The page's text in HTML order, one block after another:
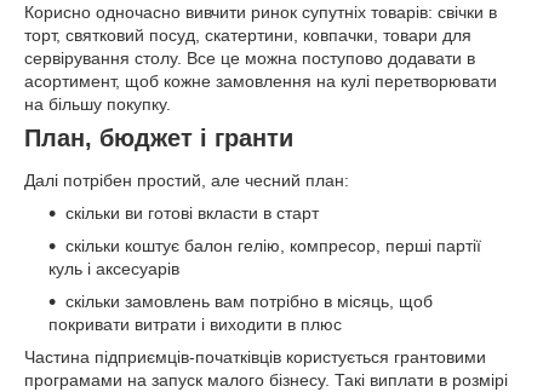
Корисно одночасно вивчити ринок супутніх товарів: свічки в
торт, святковий посуд, скатертини, ковпачки, товари для
сервірування столу. Все це можна поступово додавати в
асортимент, щоб кожне замовлення на кулі перетворювати
на більшу покупку.
План, бюджет і гранти
Далі потрібен простий, але чесний план:
скільки ви готові вкласти в старт
скільки коштує балон гелію, компресор, перші партії
куль і аксесуарів
скільки замовлень вам потрібно в місяць, щоб
покривати витрати і виходити в плюс
Частина підприємців-початківців користується грантовими
програмами на запуск малого бізнесу. Такі виплати в розмірі